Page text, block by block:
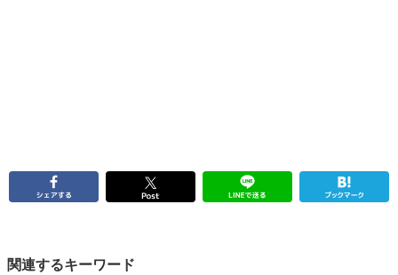
関連するキーワード